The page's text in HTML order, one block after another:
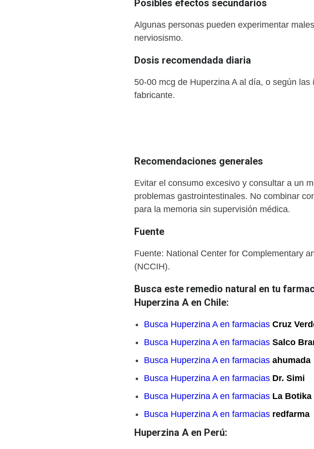
Posibles efectos secundarios
Algunas personas pueden experimentar
nerviosismo.
Dosis recomendada diaria
50-00 mcg de Huperzina A al día, o según las
fabricante.
Recomendaciones generales
Evitar el consumo excesivo y consultar a un
problemas gastrointestinales. No combinar
para la memoria sin supervisión médica.
Fuente
Fuente: National Center for Complementary
(NCCIH).
Busca este remedio natural en tu
Huperzina A en Chile:
Busca Huperzina A en farmacias Cruz
Busca Huperzina A en farmacias Salco
Busca Huperzina A en farmacias ahumada
Busca Huperzina A en farmacias Dr. Simi
Busca Huperzina A en farmacias La Botika
Busca Huperzina A en farmacias redfarma
Huperzina A en Perú: